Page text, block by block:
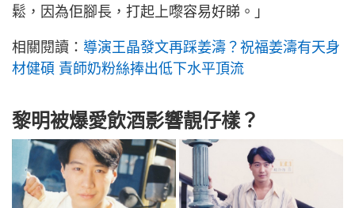
鬆，因為佢腳長，打起上嚟容易好睇。」
相關閱讀： 導演王晶發文再踩姜濤？祝福姜濤有天身
材健碩 責師奶粉絲捧出低下水平頂流
黎明被爆愛飲酒影響靚仔樣？